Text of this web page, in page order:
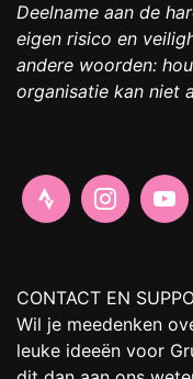
Deelname aan de
eigen risico en
andere woorden:
organisatie kan niet
CONTACT EN
Wil je meedenken
leuke ideeën voor